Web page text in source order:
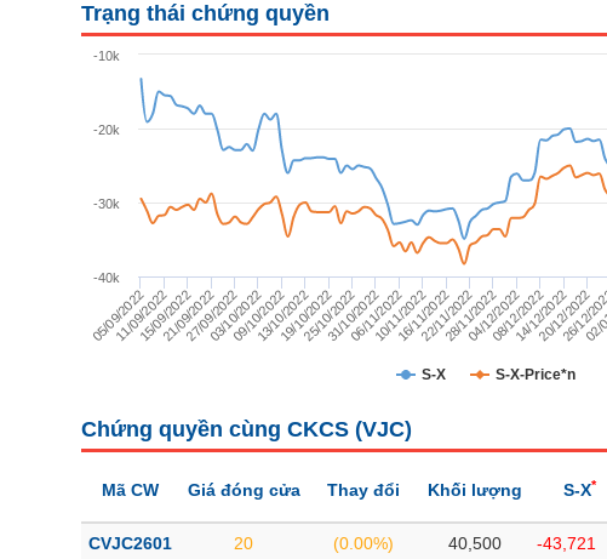
Trạng thái chứng quyền
S-X S-X-Price*n
05/09/2022
11/09/2022
15/09/2022
21/09/2022
27/09/2022
03/10/2022
09/10/2022
13/10/2022
19/10/2022
25/10/2022
31/10/2022
06/11/2022
10/11/2022
16/11/2022
22/11/2022
28/11/2022
04/12/2022
08/12/2022
14/12/2022
20/12/2022
26/12/
-40k
-30k
-20k
-10k
Chứng quyền cùng CKCS (VJC)
Mã CW Giá đóng cửa Thay đổi Khối lượng S-X*
CVJC2601 20 (0.00%) 40,500 -43,721
NGUYÊN VẬT LIỆU
CÔNG NGHIỆP
TIÊU DÙNG KHÔNG THIẾT YẾU
TIÊU DÙNG THIẾT YẾU
CHĂM SÓC SỨC KHỎE
CÔNG NGHỆ THÔNG TIN
BẤT ĐỘNG SẢN
Mã chứng khoán(-)